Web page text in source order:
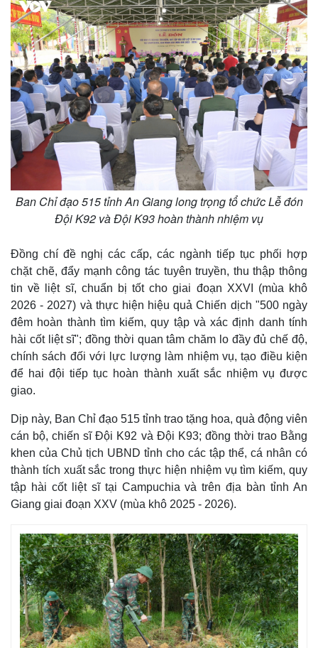
Pháp luật
Vụ án
Quân sự - Quốc phòng
Vũ khí
Ban Chỉ đạo 515 tỉnh An Giang long trọng tổ chức Lễ đón
Đội K92 và Đội K93 hoàn thành nhiệm vụ
Đồng chí đề nghị các cấp, các ngành tiếp tục phối hợp
chặt chẽ, đẩy mạnh công tác tuyên truyền, thu thập thông
tin về liệt sĩ, chuẩn bị tốt cho giai đoạn XXVI (mùa khô
2026 - 2027) và thực hiện hiệu quả Chiến dịch "500 ngày
đêm hoàn thành tìm kiếm, quy tập và xác định danh tính
hài cốt liệt sĩ"; đồng thời quan tâm chăm lo đầy đủ chế độ,
chính sách đối với lực lượng làm nhiệm vụ, tạo điều kiện
để hai đội tiếp tục hoàn thành xuất sắc nhiệm vụ được
giao.
Dịp này, Ban Chỉ đạo 515 tỉnh trao tặng hoa, quà động viên
cán bộ, chiến sĩ Đội K92 và Đội K93; đồng thời trao Bằng
khen của Chủ tịch UBND tỉnh cho các tập thể, cá nhân có
thành tích xuất sắc trong thực hiện nhiệm vụ tìm kiếm, quy
tập hài cốt liệt sĩ tại Campuchia và trên địa bàn tỉnh An
Giang giai đoạn XXV (mùa khô 2025 - 2026).